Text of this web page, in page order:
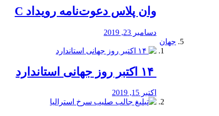
وان پلاس دعوت‌نامه رویداد C
دسامبر 23, 2019
جهان
اکتبر 15, 2019